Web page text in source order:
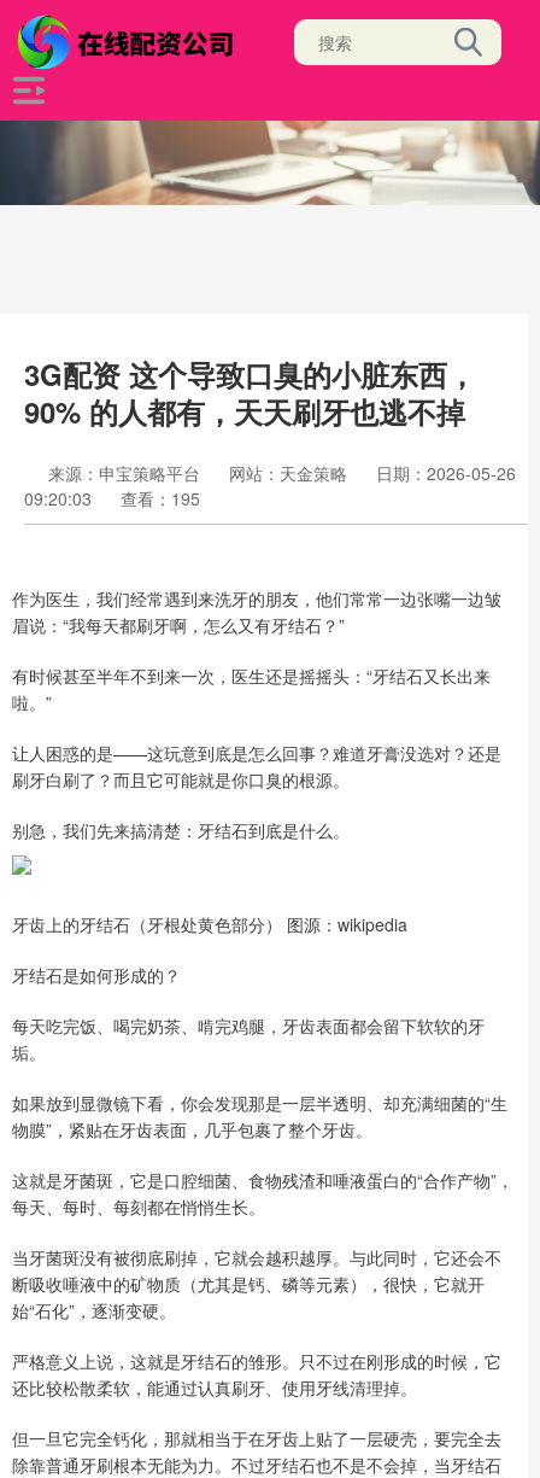
3G配资 这个导致口臭的小脏东西，
90% 的人都有，天天刷牙也逃不掉
来源：申宝策略平台 网站：天金策略
日期：2026-05-26
09:20:03
查看：195
作为医生，我们经常遇到来洗牙的朋友，他们常常一边张嘴一边皱
眉说：“我每天都刷牙啊，怎么又有牙结石？”
有时候甚至半年不到来一次，医生还是摇摇头：“牙结石又长出来
啦。”
让人困惑的是——这玩意到底是怎么回事？难道牙膏没选对？还是
刷牙白刷了？而且它可能就是你口臭的根源。
别急，我们先来搞清楚：牙结石到底是什么。
牙齿上的牙结石（牙根处黄色部分） 图源：wikipedia
牙结石是如何形成的？
每天吃完饭、喝完奶茶、啃完鸡腿，牙齿表面都会留下软软的牙
垢。
如果放到显微镜下看，你会发现那是一层半透明、却充满细菌的“生
物膜”，紧贴在牙齿表面，几乎包裹了整个牙齿。
这就是牙菌斑，它是口腔细菌、食物残渣和唾液蛋白的“合作产物”，
每天、每时、每刻都在悄悄生长。
当牙菌斑没有被彻底刷掉，它就会越积越厚。与此同时，它还会不
断吸收唾液中的矿物质（尤其是钙、磷等元素），很快，它就开
始“石化”，逐渐变硬。
严格意义上说，这就是牙结石的雏形。只不过在刚形成的时候，它
还比较松散柔软，能通过认真刷牙、使用牙线清理掉。
但一旦它完全钙化，那就相当于在牙齿上贴了一层硬壳，要完全去
除靠普通牙刷根本无能为力。不过牙结石也不是不会掉，当牙结石